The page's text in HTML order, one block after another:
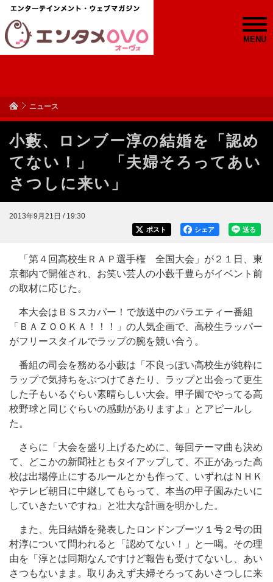
MENU
ニュース
小藪、ロンブー淳の結婚を「認め
てない！」 「夫婦そろってあい
さつしに来い」
2013年9月21日 / 19:30
送る
シェア
ポスト
「第４回高校生ＲＡＰ選手権 全国大会」が２１日、東
京都内で開催され、お笑い芸人の小藪千豊らがイベント前
の取材に応じた。
本大会はＢＳスカパー！で放送中のバラエティー番組
「ＢＡＺＯＯＫＡ！！！」の人気企画で、高校生ラッパー
がフリースタイルでラップの腕を競い合う。
番組の司会を務める小藪は「不良っぽい高校生が純粋に
ラップで気持ちをぶつけてきたり、ラップと出会って更生
した子もいるぐらい素晴らしい大会。甲子園でやってる高
校野球と同じぐらいの感動がありますよ」とアピールし
た。
さらに「大会を盛り上げるために、毎回テーマ曲も決め
て、どこかの新聞社ともタイアップして、不正があった高
校は出場停止にするルールとかも作って、いずれはＮＨＫ
やテレビ朝日に中継してもらって、本当の甲子園みたいに
していきたいですね」と壮大な計画を明かした。
また、先日結婚を発表したロンドンブーツ１号２号の田
村淳について問われると「認めてない！」と一喝。その理
由を「淳とは同期なんですけど報告も受けてないし、あい
さつもないまま。取りあえず夫婦そろってあいさつしに来